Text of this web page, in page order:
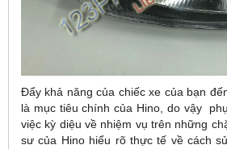
Đẩy khả năng của chiếc xe của bạn
là mục tiêu chính của Hino, do vậy
việc kỳ diệu về nhiệm vụ trên những
sư của Hino hiểu rõ thực tế về cách